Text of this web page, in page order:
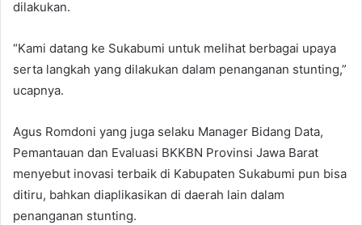
dilakukan.
“Kami datang ke Sukabumi untuk melihat berbagai upaya
serta langkah yang dilakukan dalam penanganan stunting,”
ucapnya.
Agus Romdoni yang juga selaku Manager Bidang Data,
Pemantauan dan Evaluasi BKKBN Provinsi Jawa Barat
menyebut inovasi terbaik di Kabupaten Sukabumi pun bisa
ditiru, bahkan diaplikasikan di daerah lain dalam
penanganan stunting.